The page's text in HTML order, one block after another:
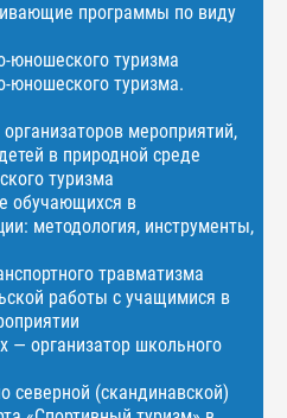
программы по виду
юношеского туризма
юношеского туризма.
мероприятий,
в природной среде
туризма
обучающихся в
методология, инструменты,
травматизма
работы с учащимися в
организатор школьного
северной (скандинавской)